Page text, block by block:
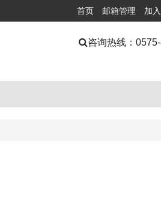
首页 邮箱管理 加
咨询热线：